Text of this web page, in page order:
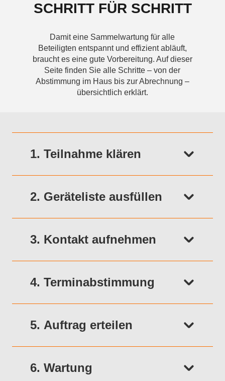
SCHRITT FÜR SCHRITT
Damit eine Sammelwartung für alle
Beteiligten entspannt und effizient abläuft,
braucht es eine gute Vorbereitung. Auf dieser
Seite finden Sie alle Schritte – von der
Abstimmung im Haus bis zur Abrechnung –
übersichtlich erklärt.
1. Teilnahme klären
2. Geräteliste ausfüllen
3. Kontakt aufnehmen
4. Terminabstimmung
5. Auftrag erteilen
6. Wartung